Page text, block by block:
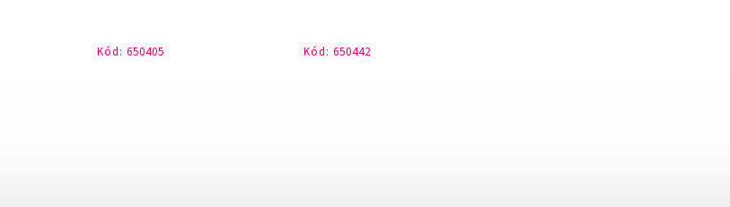
Kód: 650405 Kód: 650442